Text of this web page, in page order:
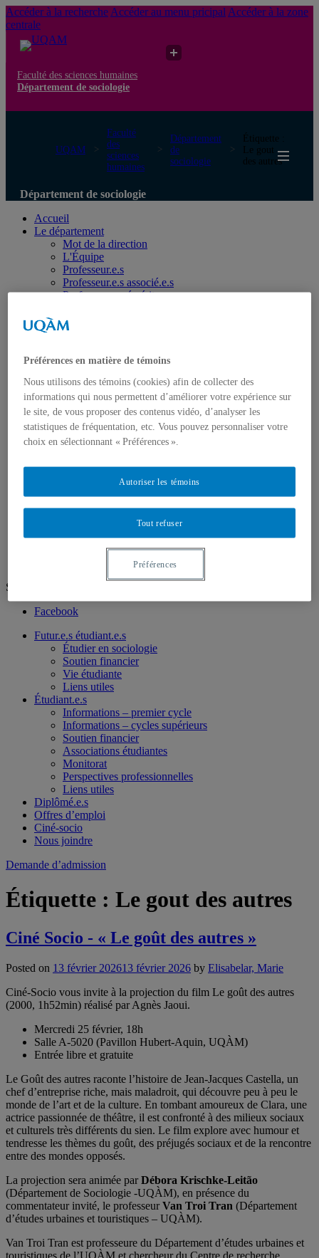
Accéder à la recherche Accéder au menu pricipal Accéder à la zone
centrale
Faculté des sciences humaines
Département de sociologie
UQAM
Faculté
des
sciences
humaines
Département
de
sociologie
Étiquette :
Le gout
des autres
Département de sociologie
Accueil
Le département
Mot de la direction
L'Équipe
Professeur.e.s
Professeur.e.s associé.e.s
Professeur.e.s émérites
Chargé.e.s de cours
Programmes
2e cycle
Recherche
Laboratoire de méthodologie de recherche en
Sociologie
Unités de recherche
Mémoires et thèses
Champs d’intérêts et d’expertises
La revue Sessions sociologiques
Cahiers SOCIÉTÉ
Portraits
Suivez-nous
Facebook
Futur.e.s étudiant.e.s
Étudier en sociologie
Soutien financier
Vie étudiante
Liens utiles
Étudiant.e.s
Informations – premier cycle
Informations – cycles supérieurs
Soutien financier
Associations étudiantes
Monitorat
Perspectives professionnelles
Liens utiles
Diplômé.e.s
Offres d’emploi
Ciné-socio
Nous joindre
Demande d’admission
Étiquette : Le gout des autres
Ciné Socio - « Le goût des autres »
Posted on 13 février 202613 février 2026 by Elisabelar, Marie
Ciné-Socio vous invite à la projection du film Le goût des autres
(2000, 1h52min) réalisé par Agnès Jaoui.
Mercredi 25 février, 18h
Salle A-5020 (Pavillon Hubert-Aquin, UQÀM)
Entrée libre et gratuite
Le Goût des autres raconte l’histoire de Jean-Jacques Castella, un
chef d’entreprise riche, mais maladroit, qui découvre peu à peu le
monde de l’art et de la culture. En tombant amoureux de Clara, une
actrice passionnée de théâtre, il est confronté à des milieux sociaux
et culturels très différents du sien. Le film explore avec humour et
tendresse les thèmes du goût, des préjugés sociaux et de la rencontre
entre des mondes opposés.
La projection sera animée parDébora Krischke-Leitão
(Département de Sociologie -UQÀM), en présence du
commentateur invité, le professeurVan Troi Tran (Département
d’études urbaines et touristiques – UQÀM).
Van Troi Tran est professeure du Département d’études urbaines et
touristiques de l’UQÀM et chercheur du Centre de recherche
Préférences en matière de témoins
Nous utilisons des témoins (cookies) afin de collecter des
informations qui nous permettent d’améliorer votre expérience sur
le site, de vous proposer des contenus vidéo, d’analyser les
statistiques de fréquentation, etc. Vous pouvez personnaliser votre
choix en sélectionnant « Préférences ».
Tout refuser
Autoriser les témoins
Préférences